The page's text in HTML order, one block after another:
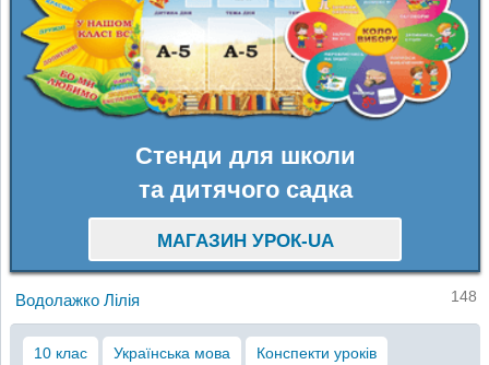
Стенди для школи
та дитячого садка
МАГАЗИН УРОК-UA
Водолажко Лілія 148
10 клас Українська мова Конспекти уроків